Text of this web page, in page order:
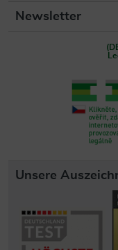
Newsletter
Unsere